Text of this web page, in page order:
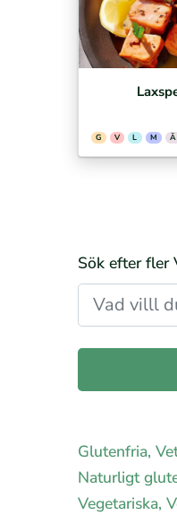
G V L M Ä
Sök efter fler
Glutenfria,
Naturligt
Vegetariska,